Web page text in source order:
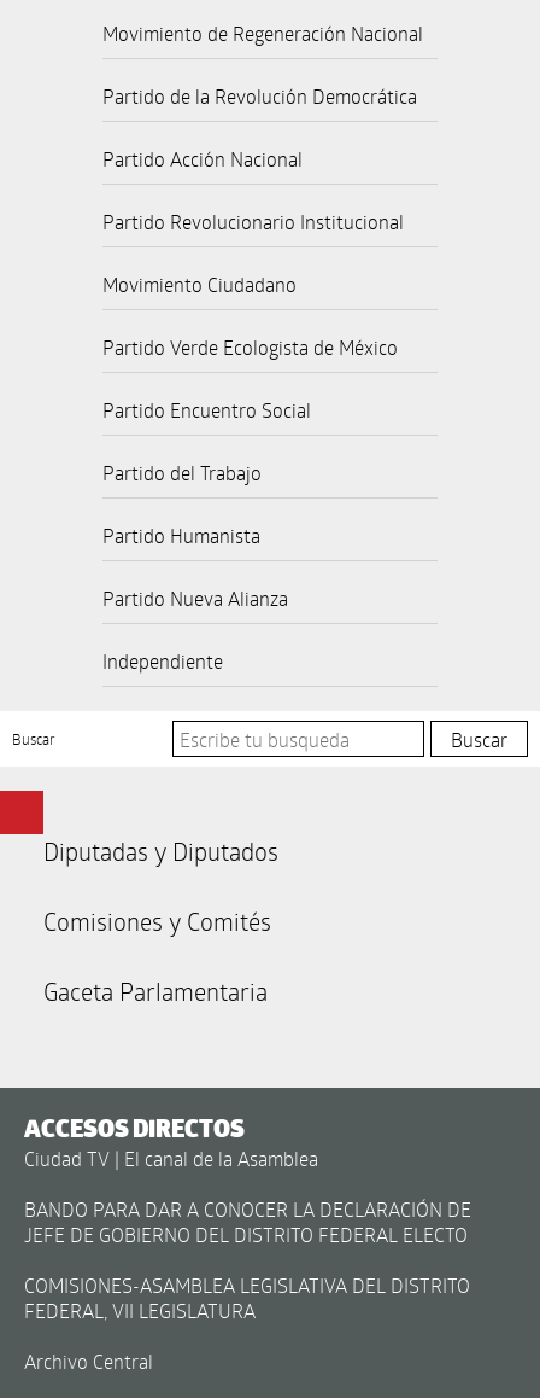
Movimiento de Regeneración Nacional
Partido de la Revolución Democrática
Partido Acción Nacional
Partido Revolucionario Institucional
Movimiento Ciudadano
Partido Verde Ecologista de México
Partido Encuentro Social
Partido del Trabajo
Partido Humanista
Partido Nueva Alianza
Independiente
Buscar
Diputadas y Diputados
Comisiones y Comités
Gaceta Parlamentaria
ACCESOS DIRECTOS
Ciudad TV | El canal de la Asamblea
BANDO PARA DAR A CONOCER LA DECLARACIÓN DE
JEFE DE GOBIERNO DEL DISTRITO FEDERAL ELECTO
COMISIONES-ASAMBLEA LEGISLATIVA DEL DISTRITO
FEDERAL, VII LEGISLATURA
Archivo Central